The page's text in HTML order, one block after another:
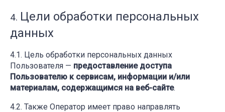
Цели обработки персональных
данных
Цель обработки персональных данных
Пользователя — предоставление доступа
Пользователю к сервисам, информации и/или
материалам, содержащимся на веб-сайте.
Также Оператор имеет право направлять